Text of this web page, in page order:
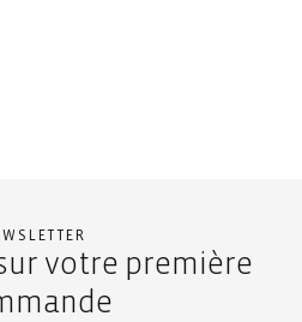
votre première